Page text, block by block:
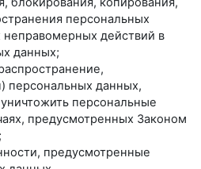
персональных
действий в
данных;
персональных данных,
персональные
предусмотренных Законом
предусмотренные